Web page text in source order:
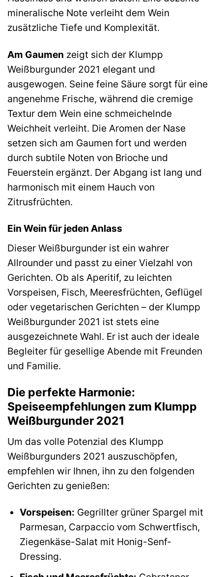
mineralische Note verleiht dem Wein
zusätzliche Tiefe und Komplexität.
Am Gaumen zeigt sich der Klumpp
Weißburgunder 2021 elegant und
ausgewogen. Seine feine Säure sorgt für eine
angenehme Frische, während die cremige
Textur dem Wein eine schmeichelnde
Weichheit verleiht. Die Aromen der Nase
setzen sich am Gaumen fort und werden
durch subtile Noten von Brioche und
Feuerstein ergänzt. Der Abgang ist lang und
harmonisch mit einem Hauch von
Zitrusfrüchten.
Ein Wein für jeden Anlass
Dieser Weißburgunder ist ein wahrer
Allrounder und passt zu einer Vielzahl von
Gerichten. Ob als Aperitif, zu leichten
Vorspeisen, Fisch, Meeresfrüchten, Geflügel
oder vegetarischen Gerichten – der Klumpp
Weißburgunder 2021 ist stets eine
ausgezeichnete Wahl. Er ist auch der ideale
Begleiter für gesellige Abende mit Freunden
und Familie.
Die perfekte Harmonie:
Speiseempfehlungen zum Klumpp
Weißburgunder 2021
Um das volle Potenzial des Klumpp
Weißburgunders 2021 auszuschöpfen,
empfehlen wir Ihnen, ihn zu den folgenden
Gerichten zu genießen:
Vorspeisen: Gegrillter grüner Spargel mit
Parmesan, Carpaccio vom Schwertfisch,
Ziegenkäse-Salat mit Honig-Senf-
Dressing.